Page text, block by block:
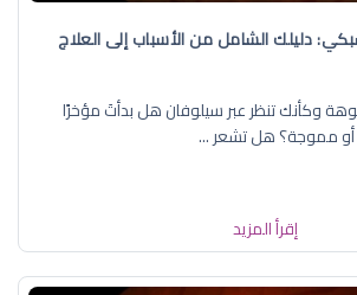
دليلك الشامل من الأسباب إلى العلاج
وكأنك تنظر عبر سيلوفان هل بدأتَ مؤخرًا
أو مموجة؟ هل تشعر ...
إقرأ المزيد